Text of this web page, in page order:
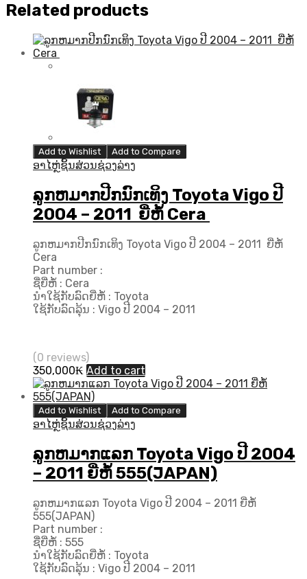
Related products
Add to Wishlist Add to Compare
ອາໄຫຼ່ຊິ້ນສ່ວນຊ່ວງລ່າງ
ລູກຫມາກປີກນົກເທິງ Toyota Vigo ປີ
2004 – 2011 ຍີ່ຫໍ້ Cera
ລູກຫມາກປີກນົກເທິງ Toyota Vigo ປີ 2004 – 2011 ຍີ່ຫໍ້
Cera
Part number :
ຊື່ຍີ່ຫໍ້ : Cera
ນຳໃຊ້ກັບລົດຍີ່ຫໍ້ : Toyota
ໃຊ້ກັບລົດລຸ້ນ : Vigo ປີ 2004 – 2011
(0 reviews)
350,000₭ Add to cart
Add to Wishlist Add to Compare
ອາໄຫຼ່ຊິ້ນສ່ວນຊ່ວງລ່າງ
ລູກຫມາກແລກ Toyota Vigo ປີ​ 2004
– 2011 ຍີ່ຫໍ້ 555(JAPAN)
ລູກຫມາກແລກ Toyota Vigo ປີ​ 2004 – 2011 ຍີ່ຫໍ້
555(JAPAN)
Part number :
ຊື່ຍີ່ຫໍ້ : 555
ນຳໃຊ້ກັບລົດຍີ່ຫໍ້ : Toyota
ໃຊ້ກັບລົດລຸ້ນ : Vigo ປີ​ 2004 – 2011